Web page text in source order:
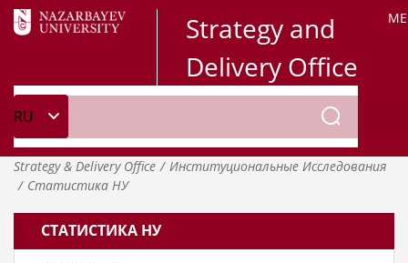
Strategy and
Delivery Office
Strategy & Delivery Office
Институциональные Исследования
Статистика НУ
СТАТИСТИКА НУ